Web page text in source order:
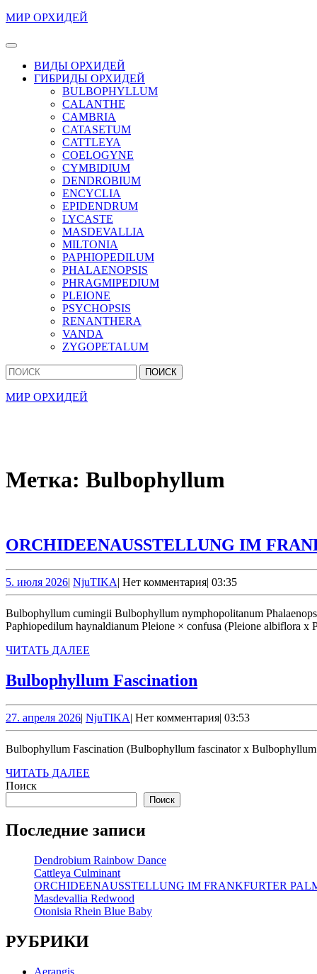
Перейти
содержимому
содержимому
МИР ОРХИДЕЙ
Кнопка
ОткрытьВИДЫ ОРХИДЕЙ
ГИБРИДЫ ОРХИДЕЙ
BULBOPHYLLUM
CALANTHE
CAMBRIA
CATASETUM
CATTLEYA
COELOGYNE
CYMBIDIUM
DENDROBIUM
ENCYCLIA
EPIDENDRUM
LYCASTE
MASDEVALLIA
MILTONIA
PAPHIOPEDILUM
PHALAENOPSIS
PHRAGMIPEDIUM
PLEIONE
PSYCHOPSIS
RENANTHERA
VANDA
ZYGOPETALUM
Кнопка
Закрыть
Найти:
МИР ОРХИДЕЙ
Метка: Bulbophyllum
ORCHIDEENAUSSTELLUNG IM
5. июля 20265.
июля
| NjuTIKANjuTIKA
| Нет комментария| 03:35
Bulbophyllum cumingii Bulbophyllum nymphopolitanum Phalaenopsis Sigrid Grote x taenialis Aerangis rostellaris СИНОНИМ: Aerangis stylosa Coelogyne huettneriana Bifrenaria harrisoniae var. alba
Paphiopedilum haynaldianum Pleione × confusa (Pleione albiflora x
ЧИТАТЬ ДАЛЕЕ
Bulbophyllum Fascination
27. апреля 202627.
апреля
2026
| NjuTIKANjuTIKA
| Нет комментария| 03:53
Bulbophyllum Fascination (Bulbophyllum fascinator x
ЧИТАТЬ ДАЛЕЕ
Поиск
Поиск
Последние записи
Dendrobium Rainbow Dance
Cattleya Culminant
ORCHIDEENAUSSTELLUNG IM FRANKFURTER
Masdevallia Redwood
Otonisia Rhein Blue Baby
РУБРИКИ